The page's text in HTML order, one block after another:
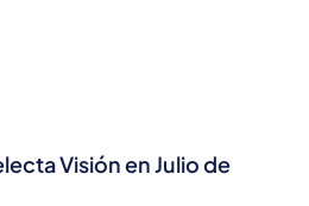
Visión en Julio de